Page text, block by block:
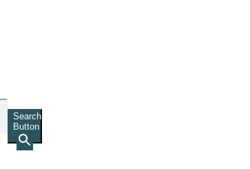
Search
Button